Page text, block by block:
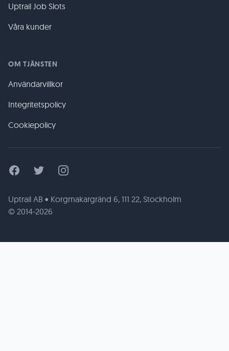
Uptrail Job Slots
Våra kunder
OM TJÄNSTEN
Användarvillkor
Integritetspolicy
Cookiepolicy
FacebookTwitter Instagram
Uptrail AB • Korgmakargränd 6, 111 22, Stockholm
© 2014-2026